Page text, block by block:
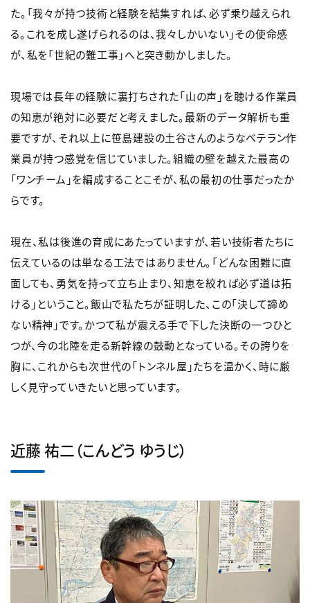
た。「我々が持つ技術と経験を結集すれば、必ず乗り越えられ
る。これを成し遂げられるのは、我々しかいない」その使命感
が、私を「世紀の難工事」へと突き動かしました。
現場では長年の経験に裏打ちされた「山の声」を聴ける作業員
の知恵が絶対に必要だと考えました。最新のデータ解析も重
要ですが、それ以上に笹島建設の土谷さんのようなベテラン作
業員が持つ感覚を信じていました。組織の壁を越えた最高の
「ワンチーム」を編成することこそが、私の最初の仕事だったか
らです。
現在、私は後進の育成にあたっていますが、若い技術者たちに
伝えているのは単なる工法ではありません。「どんな困難に直
面しても、勇気を持って立ち止まり、知恵を絞れば必ず道は拓
ける」ということ。飯山で私たちが証明した、この「決して諦め
ない精神」です。かつて私が震える手で下した決断の一つひと
つが、今の北陸を走る新幹線の鼓動となっている。その誇りを
胸に、これからも次世代の「トンネル屋」たちを温かく、時に厳
しく見守っていきたいと思っています。
近藤 祐二（こんどう ゆうじ）